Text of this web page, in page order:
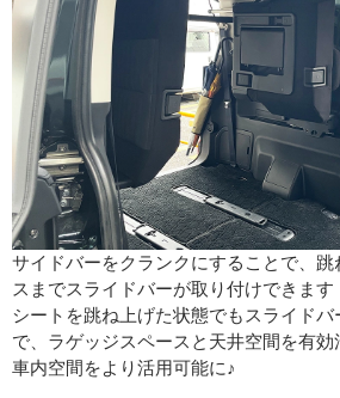
サイドバーをクランクにすることで、
スまでスライドバーが取り付けできます
シートを跳ね上げた状態でもスライド
で、ラゲッジスペースと天井空間を有効
車内空間をより活用可能に♪